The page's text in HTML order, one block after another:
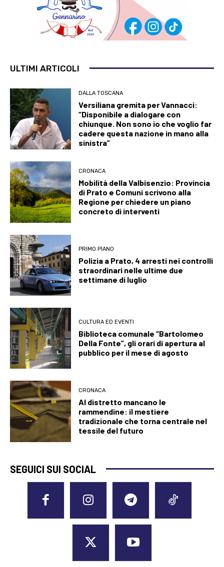
ULTIMI ARTICOLI
DALLA TOSCANA
Versiliana gremita per Vannacci:
“Disponibile a dialogare con
chiunque. Non sono io che voglio far
cadere questa nazione in mano alla
sinistra”
CRONACA
Mobilità della Valbisenzio: Provincia
di Prato e Comuni scrivono alla
Regione per chiedere un piano
concreto di interventi
PRIMO PIANO
Polizia a Prato, 4 arresti nei controlli
straordinari nelle ultime due
settimane di luglio
CULTURA ED EVENTI
Biblioteca comunale “Bartolomeo
Della Fonte”, gli orari di apertura al
pubblico per il mese di agosto
CRONACA
Al distretto mancano le
rammendine: il mestiere
tradizionale che torna centrale nel
tessile del futuro
SEGUICI SUI SOCIAL